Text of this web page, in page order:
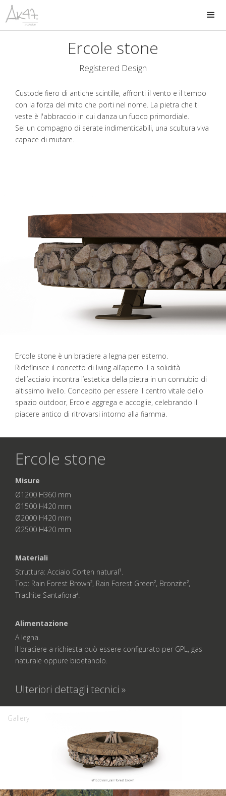
Ercole stone
Registered Design
Custode fiero di antiche scintille, affronti il vento e il tempo
con la forza del mito che porti nel nome. La pietra che ti
veste è l'abbraccio in cui danza un fuoco primordiale.
Sei un compagno di serate indimenticabili, una scultura viva
capace di mutare.
Ercole stone è un braciere a legna per esterno.
Ridefinisce il concetto di living all’aperto. La solidità
dell’acciaio incontra l’estetica della pietra in un connubio di
altissimo livello. Concepito per essere il centro vitale dello
spazio outdoor, Ercole aggrega e accoglie, celebrando il
piacere antico di ritrovarsi intorno alla fiamma.
Ercole stone
Misure
Ø1200 H360 mm
Ø1500 H420 mm
Ø2000 H420 mm
Ø2500 H420 mm
Materiali
Struttura: Acciaio Corten natural¹.
Top: Rain Forest Brown², Rain Forest Green², Bronzite²,
Trachite Santafiora².
Alimentazione
A legna.
Il braciere a richiesta può essere configurato per GPL, gas
naturale oppure bioetanolo.
Ulteriori dettagli tecnici »
Gallery